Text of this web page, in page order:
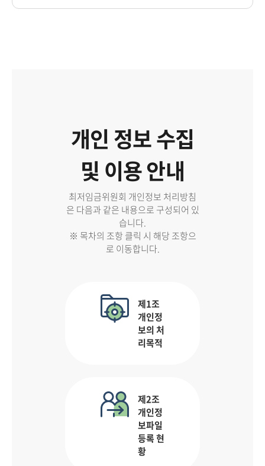
개인 정보 수집
및 이용 안내
최저임금위원회 개인정보 처리방침
은 다음과 같은 내용으로 구성되어 있
습니다.
※ 목차의 조항 클릭 시 해당 조항으
로 이동합니다.
제1조
개인정
보의 처
리목적
제2조
개인정
보파일
등록 현
황